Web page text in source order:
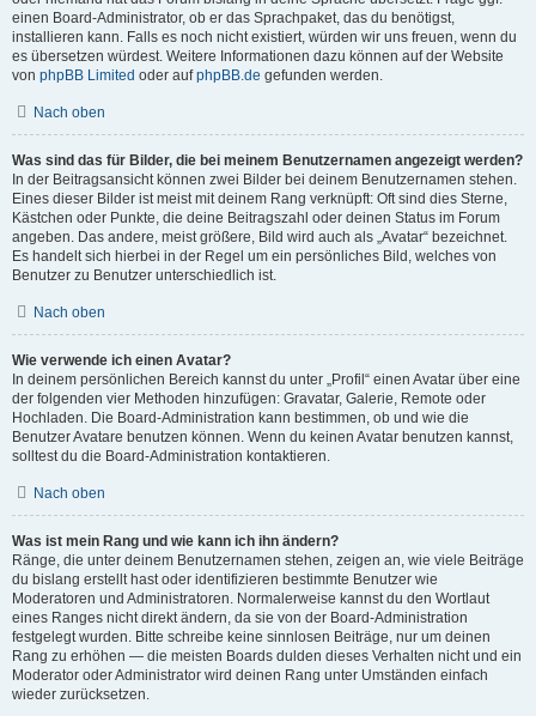
einen Board-Administrator, ob er das Sprachpaket, das du benötigst,
installieren kann. Falls es noch nicht existiert, würden wir uns freuen, wenn du
es übersetzen würdest. Weitere Informationen dazu können auf der Website
von phpBB Limited oder aufphpBB.de gefunden werden.
Nach oben
Was sind das für Bilder, die bei meinem Benutzernamen angezeigt werden?
In der Beitragsansicht können zwei Bilder bei deinem Benutzernamen stehen.
Eines dieser Bilder ist meist mit deinem Rang verknüpft: Oft sind dies Sterne,
Kästchen oder Punkte, die deine Beitragszahl oder deinen Status im Forum
angeben. Das andere, meist größere, Bild wird auch als „Avatar“ bezeichnet.
Es handelt sich hierbei in der Regel um ein persönliches Bild, welches von
Benutzer zu Benutzer unterschiedlich ist.
Nach oben
Wie verwende ich einen Avatar?
In deinem persönlichen Bereich kannst du unter „Profil“ einen Avatar über eine
der folgenden vier Methoden hinzufügen: Gravatar, Galerie, Remote oder
Hochladen. Die Board-Administration kann bestimmen, ob und wie die
Benutzer Avatare benutzen können. Wenn du keinen Avatar benutzen kannst,
solltest du die Board-Administration kontaktieren.
Nach oben
Was ist mein Rang und wie kann ich ihn ändern?
Ränge, die unter deinem Benutzernamen stehen, zeigen an, wie viele Beiträge
du bislang erstellt hast oder identifizieren bestimmte Benutzer wie
Moderatoren und Administratoren. Normalerweise kannst du den Wortlaut
eines Ranges nicht direkt ändern, da sie von der Board-Administration
festgelegt wurden. Bitte schreibe keine sinnlosen Beiträge, nur um deinen
Rang zu erhöhen — die meisten Boards dulden dieses Verhalten nicht und ein
Moderator oder Administrator wird deinen Rang unter Umständen einfach
wieder zurücksetzen.